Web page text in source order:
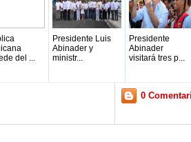
del ...
Presidente Luis
Abinader y
ministr...
Presidente
Abinader
visitará tres p...
0